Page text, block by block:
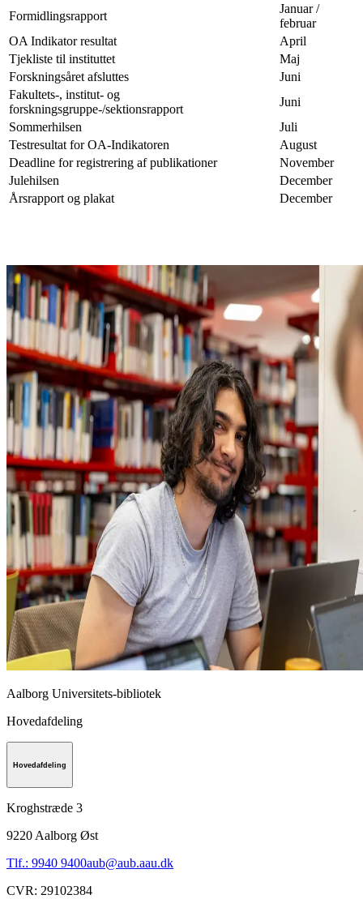
Formidlingsrapport
Januar /
februar
OA Indikator resultat
April
Tjekliste til instituttet
Maj
Forskningsåret afsluttes
Juni
Fakultets-, institut- og
forskningsgruppe-/sektionsrapport
Juni
Sommerhilsen
Juli
Testresultat for OA-Indikatoren
August
Deadline for registrering af publikationer
November
Julehilsen
December
Årsrapport og plakat
December
Aalborg Universitets-bibliotek
Hovedafdeling
Hovedafdeling
Kroghstræde 3
9220 Aalborg Øst
Tlf.: 9940 9400aub@aub.aau.dk
CVR: 29102384